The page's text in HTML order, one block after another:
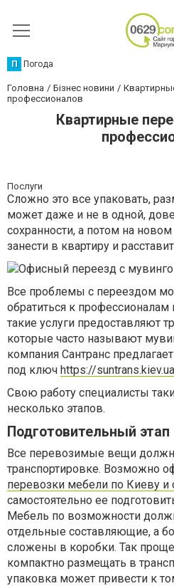
П Погода
Головна Бізнес новини
профессионалов
Квартирные
Послуги
Сложно это все упаковать,
может даже и не в одной,
сохранности, а потом на
занести в квартиру и
Все проблемы с переездом
обратиться к профессионалам
такие услуги предоставляют
которые часто называют
компания Сантранс
под ключ https://
Свою работу специалисты
несколько этапов.
Подготовительный этап
Все перевозимые вещи
транспортировке. Возможно
перевозки мебели по Киеву и
самостоятельно ее
Мебель по возможности
отдельные составляющие, а
сложены в коробки. Так
компактно размещать в
упаковка может привести к